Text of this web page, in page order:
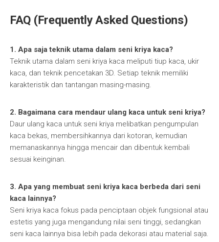
FAQ (Frequently Asked Questions)
1. Apa saja teknik utama dalam seni kriya kaca?
Teknik utama dalam seni kriya kaca meliputi tiup kaca, ukir
kaca, dan teknik pencetakan 3D. Setiap teknik memiliki
karakteristik dan tantangan masing-masing.
2. Bagaimana cara mendaur ulang kaca untuk seni kriya?
Daur ulang kaca untuk seni kriya melibatkan pengumpulan
kaca bekas, membersihkannya dari kotoran, kemudian
memanaskannya hingga mencair dan dibentuk kembali
sesuai keinginan.
3. Apa yang membuat seni kriya kaca berbeda dari seni
kaca lainnya?
Seni kriya kaca fokus pada penciptaan objek fungsional atau
estetis yang juga mengandung nilai seni tinggi, sedangkan
seni kaca lainnya bisa lebih pada dekorasi atau material saja.